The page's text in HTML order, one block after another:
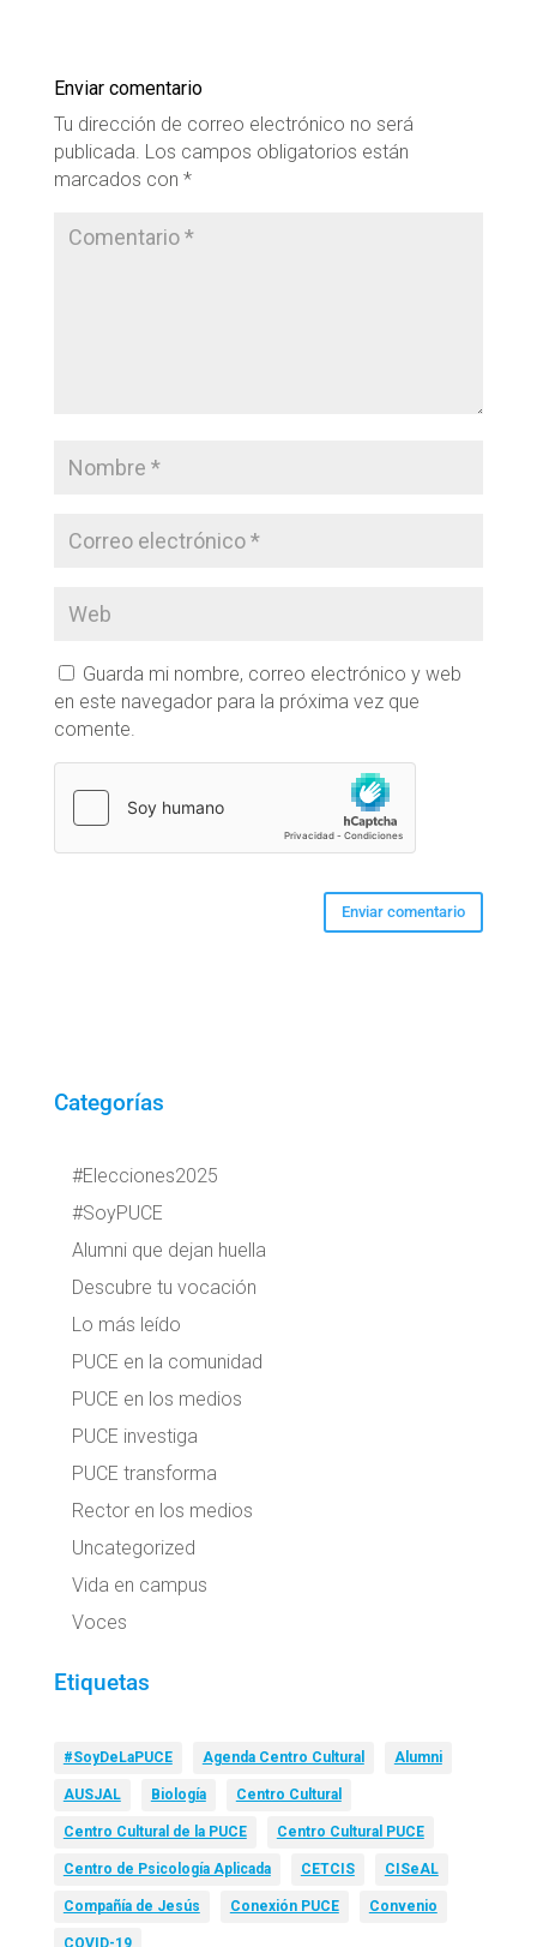
Enviar comentario
Tu dirección de correo electrónico no será
publicada. Los campos obligatorios están
marcados con *
Guarda mi nombre, correo electrónico y web
en este navegador para la próxima vez que
comente.
Categorías
#Elecciones2025
#SoyPUCE
Alumni que dejan huella
Descubre tu vocación
Lo más leído
PUCE en la comunidad
PUCE en los medios
PUCE investiga
PUCE transforma
Rector en los medios
Uncategorized
Vida en campus
Voces
Etiquetas
#SoyDeLaPUCE Agenda Centro Cultural Alumni
AUSJAL Biología Centro Cultural
Centro Cultural de la PUCE Centro Cultural PUCE
Centro de Psicología Aplicada CETCIS CISeAL
Compañía de Jesús Conexión PUCE Convenio